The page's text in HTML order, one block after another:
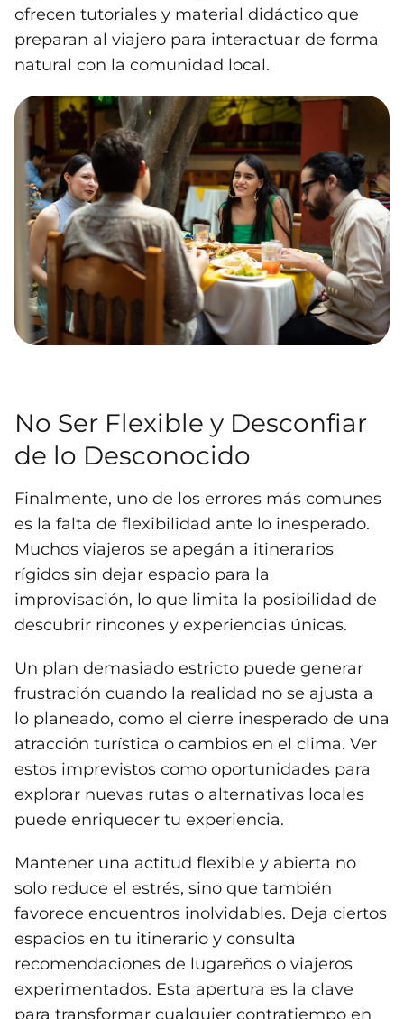
ofrecen tutoriales y material didáctico que
preparan al viajero para interactuar de forma
natural con la comunidad local.
No Ser Flexible y Desconfiar
de lo Desconocido
Finalmente, uno de los errores más comunes
es la falta de flexibilidad ante lo inesperado.
Muchos viajeros se apegán a itinerarios
rígidos sin dejar espacio para la
improvisación, lo que limita la posibilidad de
descubrir rincones y experiencias únicas.
Un plan demasiado estricto puede generar
frustración cuando la realidad no se ajusta a
lo planeado, como el cierre inesperado de una
atracción turística o cambios en el clima. Ver
estos imprevistos como oportunidades para
explorar nuevas rutas o alternativas locales
puede enriquecer tu experiencia.
Mantener una actitud flexible y abierta no
solo reduce el estrés, sino que también
favorece encuentros inolvidables. Deja ciertos
espacios en tu itinerario y consulta
recomendaciones de lugareños o viajeros
experimentados. Esta apertura es la clave
para transformar cualquier contratiempo en